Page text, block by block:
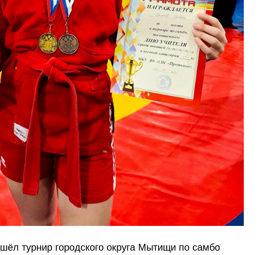
турнир городского округа Мытищи по самбо